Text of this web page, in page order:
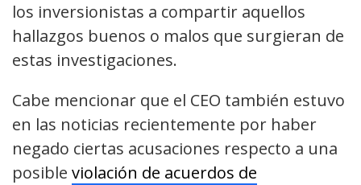
los inversionistas a compartir aquellos
hallazgos buenos o malos que surgieran de
estas investigaciones.
Cabe mencionar que el CEO también estuvo
en las noticias recientemente por haber
negado ciertas acusaciones respecto a una
posible violación de acuerdos de